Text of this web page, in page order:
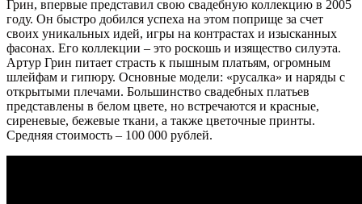
Грин, впервые представил свою свадебную коллекцию в 2005
году. Он быстро добился успеха на этом поприще за счет
своих уникальных идей, игры на контрастах и изысканных
фасонах. Его коллекции – это роскошь и изящество силуэта.
Артур Грин питает страсть к пышным платьям, огромным
шлейфам и гипюру. Основные модели: «русалка» и наряды с
открытыми плечами. Большинство свадебных платьев
представлены в белом цвете, но встречаются и красные,
сиреневые, бежевые ткани, а также цветочные принты.
Средняя стоимость – 100 000 рублей.